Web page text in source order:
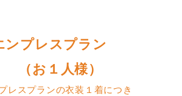
ンプレスプラン
人様）
スプランの衣装１着につき